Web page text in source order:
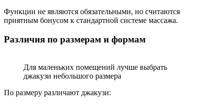
Функции не являются обязательными, но считаются
приятным бонусом к стандартной системе массажа.
Различия по размерам и формам
Для маленьких помещений лучше выбрать
джакузи небольшого размера
По размеру различают джакузи: